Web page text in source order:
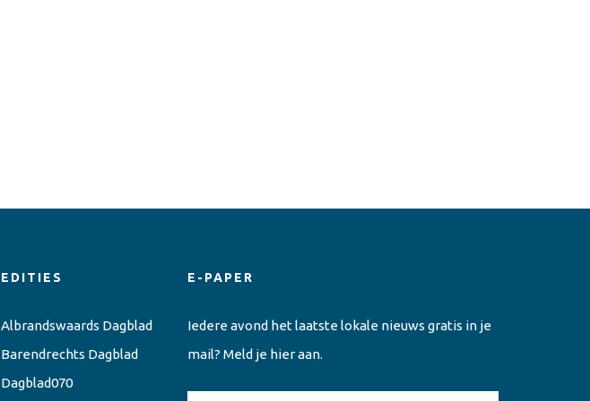
EDITIES
Albrandswaards Dagblad
Barendrechts Dagblad
Dagblad070
E-PAPER
Iedere avond het laatste lokale nieuws gratis in je
mail? Meld je hier aan.